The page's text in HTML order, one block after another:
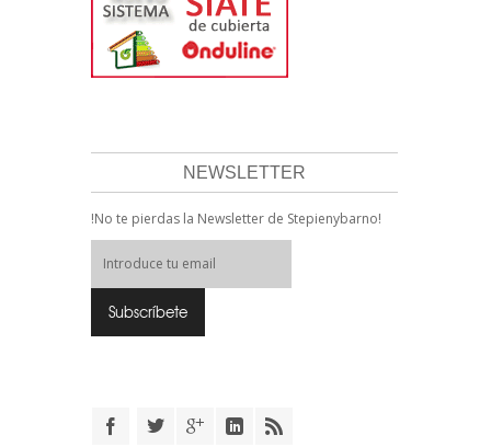
NEWSLETTER
!No te pierdas la Newsletter de Stepienybarno!